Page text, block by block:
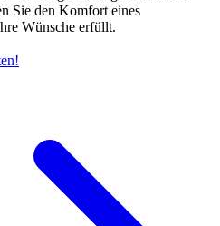
Sie den Komfort eines
Wünsche erfüllt.